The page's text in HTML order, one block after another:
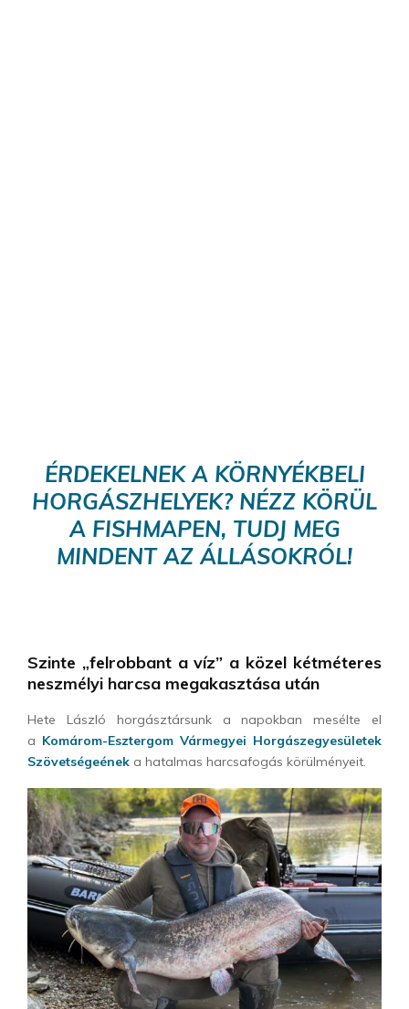
ÉRDEKELNEK A KÖRNYÉKBELI
HORGÁSZHELYEK? NÉZZ KÖRÜL
A FISHMAPEN, TUDJ MEG
MINDENT AZ ÁLLÁSOKRÓL!
Szinte „felrobbant a víz” a közel kétméteres
neszmélyi harcsa megakasztása után
Hete László horgásztársunk a napokban mesélte el
a Komárom-Esztergom Vármegyei Horgászegyesületek
Szövetségeének a hatalmas harcsafogás körülményeit.